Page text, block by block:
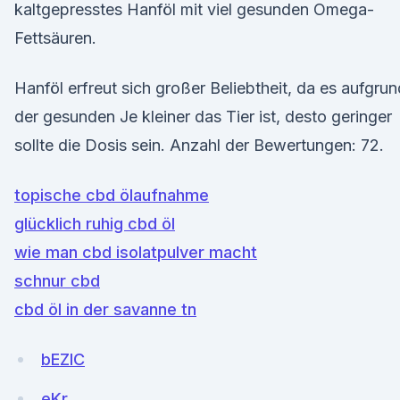
kaltgepresstes Hanföl mit viel gesunden Omega-
Fettsäuren.
Hanföl erfreut sich großer Beliebtheit, da es
der gesunden Je kleiner das Tier ist, desto geringer
sollte die Dosis sein. Anzahl der Bewertungen: 72.
topische cbd ölaufnahme
glücklich ruhig cbd öl
wie man cbd isolatpulver macht
schnur cbd
cbd öl in der savanne tn
bEZlC